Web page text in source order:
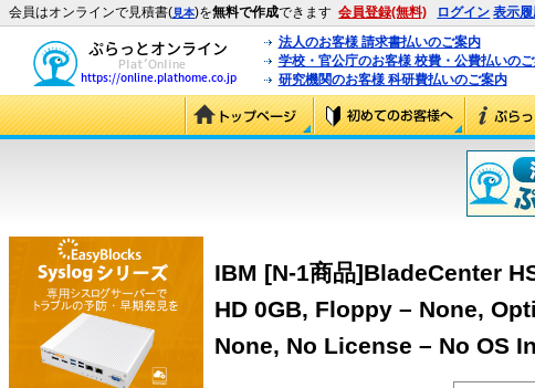
会員はオンラインで見積書(見本)を無料で作成できます 会員登録(無料) ログイン 表示
法人のお客様 請求書払いのご案内
学校・官公庁のお客様 校費・公費払いの
研究機関のお客様 科研費払いのご案内
IBM [N-1商品]BladeCenter
HD 0GB, Floppy – None,
None, No License – No OS